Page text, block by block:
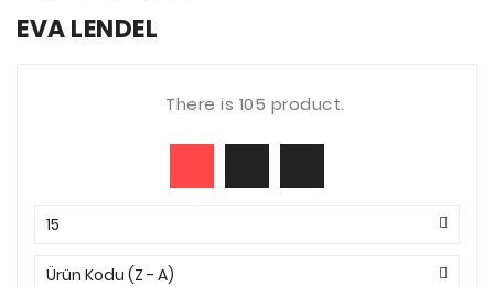
EVA LENDEL
There is 105 product.
15
Ürün Kodu (Z - A)